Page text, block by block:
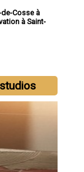
Cosse à
à Saint-